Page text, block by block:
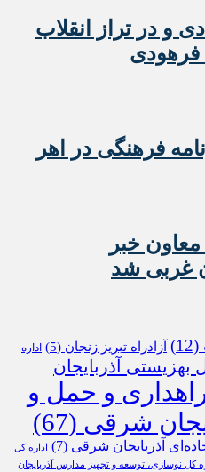
و در تراز انقلاب
فرهودی
خبر
غربی شد
(12) آزادراه تبریز زنجان (5)
اداره
بهزیستی آذربایجان
راهداری و حمل و
شرقی (67)
آذربایجان شرقی (7)
اداره کل
کل نوسازی، توسعه و تجهیز مدارس آذربایجان